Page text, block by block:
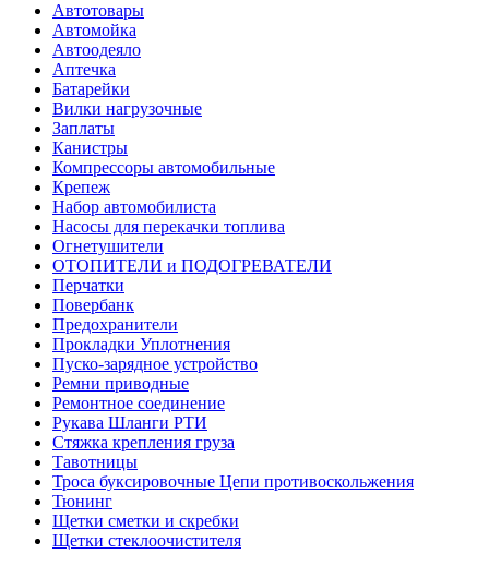
Автотовары
Автомойка
Автоодеяло
Аптечка
Батарейки
Вилки нагрузочные
Заплаты
Канистры
Компрессоры автомобильные
Крепеж
Набор автомобилиста
Насосы для перекачки топлива
Огнетушители
ОТОПИТЕЛИ и ПОДОГРЕВАТЕЛИ
Перчатки
Повербанк
Предохранители
Прокладки Уплотнения
Пуско-зарядное устройство
Ремни приводные
Ремонтное соединение
Рукава Шланги РТИ
Стяжка крепления груза
Тавотницы
Троса буксировочные Цепи противоскольжения
Тюнинг
Щетки сметки и скребки
Щетки стеклоочистителя